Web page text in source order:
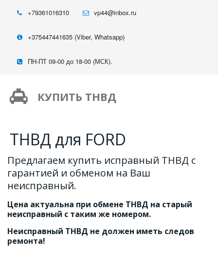
+79361016310 vp44@inbox.ru
+375447441635 (Viber, Whatsapp)
ПН-ПТ 09-00 до 18-00 (МСК).
КУПИТЬ ТНВД
ТНВД для FORD
Предлагаем купить исправный ТНВД с
гарантией и обменом на Ваш
неисправный.
Цена актуальна при обмене ТНВД на старый
неисправный с таким же номером.
Неисправный ТНВД не должен иметь следов
ремонта!